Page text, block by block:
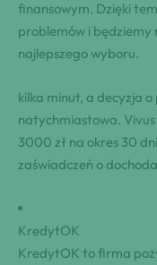
finansowym. Dzięki⁣
problemów i będziemy
najlepszego ‍wyboru.
kilka minut, a decyzja
natychmiastowa.
3000 zł‍ na ⁤okres ‍30
zaświadczeń o
KredytOK
KredytOK ​to⁣ firma